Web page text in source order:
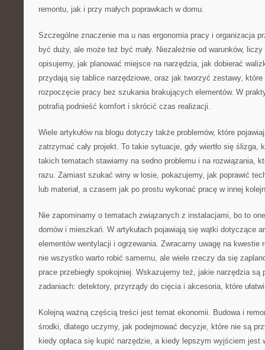
remontu, jak i przy małych poprawkach w domu.
Szczególne znaczenie ma u nas ergonomia pracy i organizacja
być duży, ale może też być mały. Niezależnie od warunków,
opisujemy, jak planować miejsce na narzędzia, jak dobierać
przydają się tablice narzędziowe, oraz jak tworzyć zestawy, które
rozpoczęcie pracy bez szukania brakujących elementów. W
potrafią podnieść komfort i skrócić czas realizacji.
Wiele artykułów na blogu dotyczy także problemów, które
zatrzymać cały projekt. To takie sytuacje, gdy wiertło się ślizga,
takich tematach stawiamy na sedno problemu i na rozwiązania,
razu. Zamiast szukać winy w losie, pokazujemy, jak poprawić
lub materiał, a czasem jak po prostu wykonać pracę w innej
Nie zapominamy o tematach związanych z instalacjami, bo to
domów i mieszkań. W artykułach pojawiają się wątki dotyczące
elementów wentylacji i ogrzewania. Zwracamy uwagę na kwestie
nie wszystko warto robić samemu, ale wiele rzeczy da się
prace przebiegły spokojniej. Wskazujemy też, jakie narzędzia są
zadaniach: detektory, przyrządy do cięcia i akcesoria, które
Kolejną ważną częścią treści jest temat ekonomii. Budowa i
środki, dlatego uczymy, jak podejmować decyzje, które nie są
kiedy opłaca się kupić narzędzie, a kiedy lepszym wyjściem jest